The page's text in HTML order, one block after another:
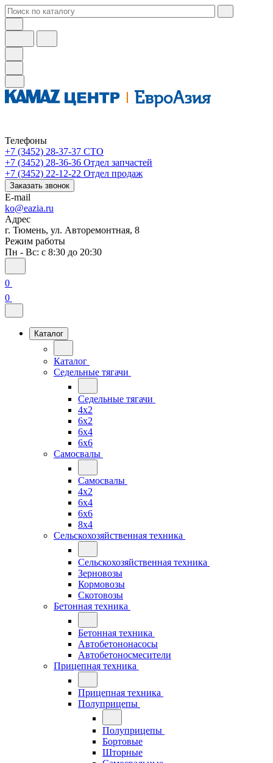
Телефоны
+7 (3452) 28-37-37 СТО
+7 (3452) 28-36-36 Отдел запчастей
+7 (3452) 22-12-22 Отдел продаж
Заказать звонок
E-mail
ko@eazia.ru
Адрес
г. Тюмень, ул. Авторемонтная, 8
Режим работы
Пн - Вс: с 8:30 до 20:30
0
0
Каталог
Каталог
Седельные тягачи
Седельные тягачи
4x2
6x2
6x4
6x6
Самосвалы
Самосвалы
4x2
6x4
6x6
8x4
Сельскохозяйственная техника
Сельскохозяйственная техника
Зерновозы
Кормовозы
Скотовозы
Бетонная техника
Бетонная техника
Автобетононасосы
Автобетоносмесители
Прицепная техника
Прицепная техника
Полуприцепы
Полуприцепы
Бортовые
Шторные